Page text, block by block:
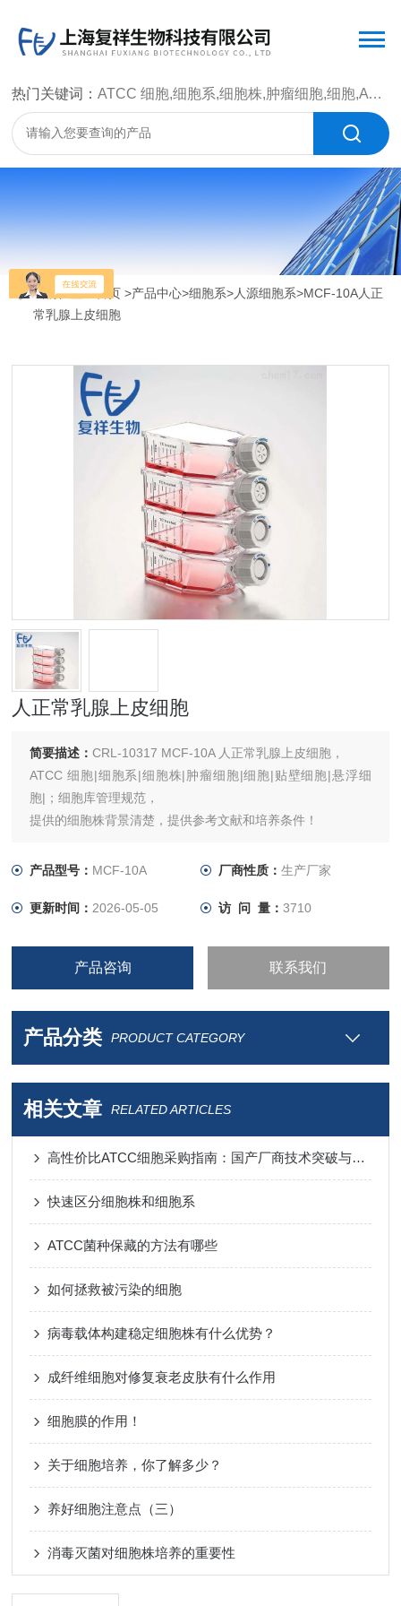
热门关键词：ATCC 细胞,细胞系,细胞株,肿瘤细胞,细胞,ATCC 菌种，CMCC 菌种，标准菌株，质控菌种，微生物菌种，菌株，菌种
当前位置：首页>产品中心>细胞系>人源细胞系>MCF-10A人正
常乳腺上皮细胞
人正常乳腺上皮细胞
简要描述：CRL-10317 MCF-10A 人正常乳腺上皮细胞，
ATCC 细胞|细胞系|细胞株|肿瘤细胞|细胞|贴壁细胞|悬浮细
胞|；细胞库管理规范，
提供的细胞株背景清楚，提供参考文献和培养条件！
产品型号： MCF-10A 厂商性质： 生产厂家
更新时间： 2026-05-05 访 问 量： 3710
产品咨询 联系我们
产品分类 PRODUCT CATEGORY
相关文章 RELATED ARTICLES
高性价比ATCC细胞采购指南：国产厂商技术突破与进口替代分析
快速区分细胞株和细胞系
ATCC菌种保藏的方法有哪些
如何拯救被污染的细胞
病毒载体构建稳定细胞株有什么优势？
成纤维细胞对修复衰老皮肤有什么作用
细胞膜的作用！
关于细胞培养，你了解多少？
养好细胞注意点（三）
消毒灭菌对细胞株培养的重要性